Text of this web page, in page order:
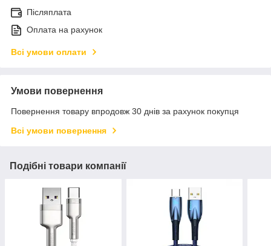
Післяплата
Оплата на рахунок
Всі умови оплати
Умови повернення
Повернення товару впродовж 30 днів за рахунок покупця
Всі умови повернення
Подібні товари компанії